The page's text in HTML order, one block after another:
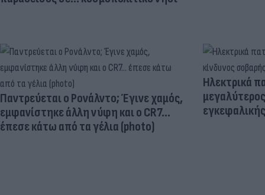
Παντρεύεται ο Ρονάλντο; Έγινε χαμός,
εμφανίστηκε άλλη νύφη και ο CR7…
έπεσε κάτω από τα γέλια (photo)
Ηλεκτρικά